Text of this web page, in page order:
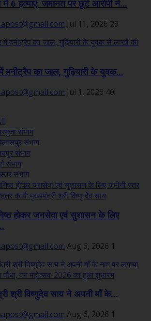
में 6 हत्याएं: जमानत पर छूटे आरोपी ने...
Jul 11, 2026 29
हनीट्रैप का जाल, गुढ़ियारी के युवक...
Jul 1, 2026 40
संभाग
संभाग
संभाग
संभाग
संभाग
होकर जनसेवा एवं सुशासन के लिए
Aug 6, 2026 1
श्री विष्णुदेव साय ने अपनी माँ के...
Aug 6, 2026 1